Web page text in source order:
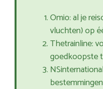
Omio: al je
vluchten) op
Thetrainline:
goedkoopste